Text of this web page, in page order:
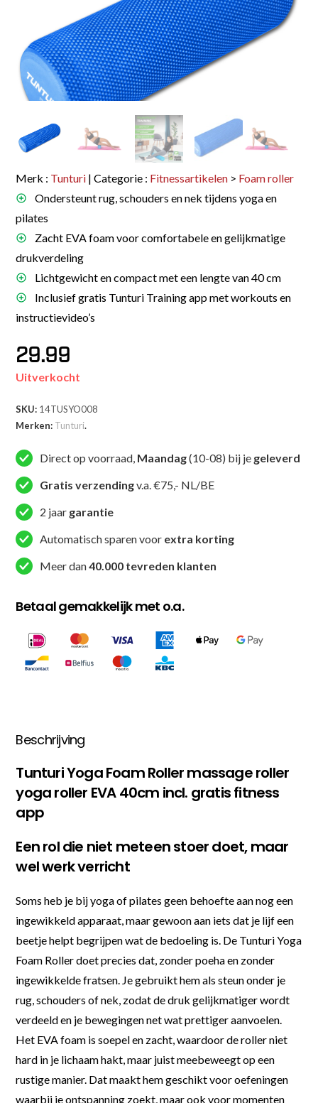
Merk : Tunturi | Categorie : Fitnessartikelen > Foam roller
Ondersteunt rug, schouders en nek tijdens yoga en
pilates
Zacht EVA foam voor comfortabele en gelijkmatige
drukverdeling
Lichtgewicht en compact met een lengte van 40 cm
Inclusief gratis Tunturi Training app met workouts en
instructievideo’s
29.99
Uitverkocht
SKU: 14TUSYO008
Merken: Tunturi.
Direct op voorraad, Maandag(10-08) bij je geleverd
Gratis verzendingv.a. €75,- NL/BE
2 jaar garantie
Automatisch sparen voor extra korting
Meer dan40.000 tevreden klanten
Betaal gemakkelijk met o.a.
Beschrijving
Tunturi Yoga Foam Roller massage roller
yoga roller EVA 40cm incl. gratis fitness
app
Een rol die niet meteen stoer doet, maar
wel werk verricht
Soms heb je bij yoga of pilates geen behoefte aan nog een
ingewikkeld apparaat, maar gewoon aan iets dat je lijf een
beetje helpt begrijpen wat de bedoeling is. De Tunturi Yoga
Foam Roller doet precies dat, zonder poeha en zonder
ingewikkelde fratsen. Je gebruikt hem als steun onder je
rug, schouders of nek, zodat de druk gelijkmatiger wordt
verdeeld en je bewegingen net wat prettiger aanvoelen.
Het EVA foam is soepel en zacht, waardoor de roller niet
hard in je lichaam hakt, maar juist meebeweegt op een
rustige manier. Dat maakt hem geschikt voor oefeningen
waarbij je ontspanning zoekt, maar ook voor momenten